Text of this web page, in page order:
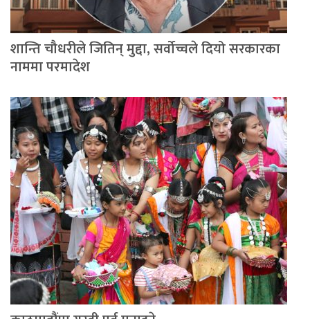
शान्ति चौधरीले जितिन् मुद्दा, सर्वोच्चले दियो सरकारका
नाममा परमादेश